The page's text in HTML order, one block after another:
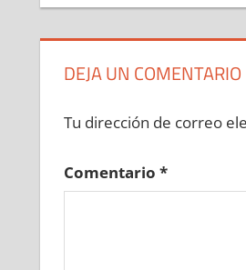
DEJA UN COMENTARIO
Tu dirección de correo
Comentario *